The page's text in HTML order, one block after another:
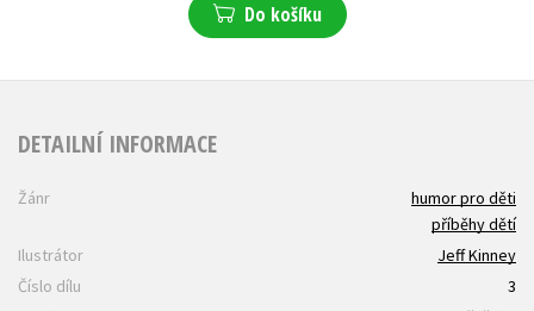
Do košíku
DETAILNÍ INFORMACE
Žánr
humor pro děti
příběhy dětí
Ilustrátor
Jeff Kinney
Číslo dílu
3